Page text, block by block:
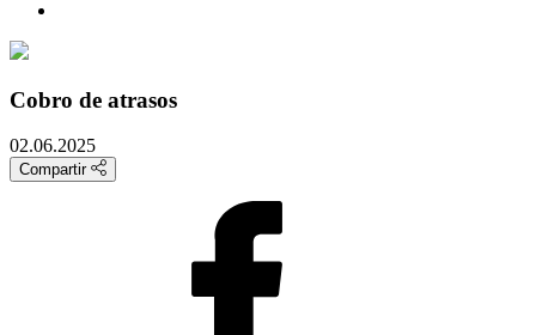
Cobro de atrasos
02.06.2025
Compartir